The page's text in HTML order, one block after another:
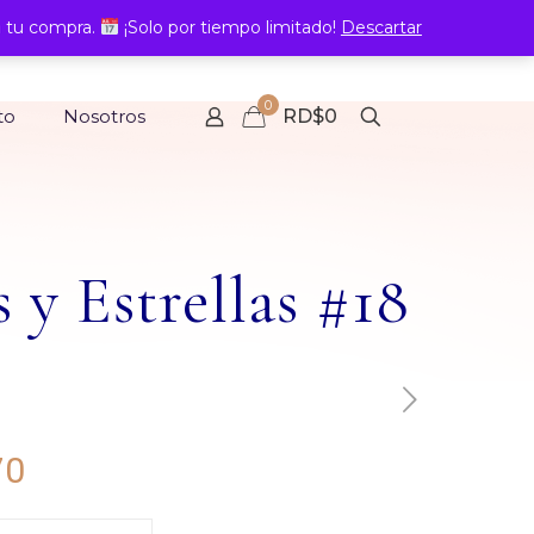
Nosotros 0 RD$0
Estrellas #18
tu compra. ¡Solo por tiempo limitado! Descartar